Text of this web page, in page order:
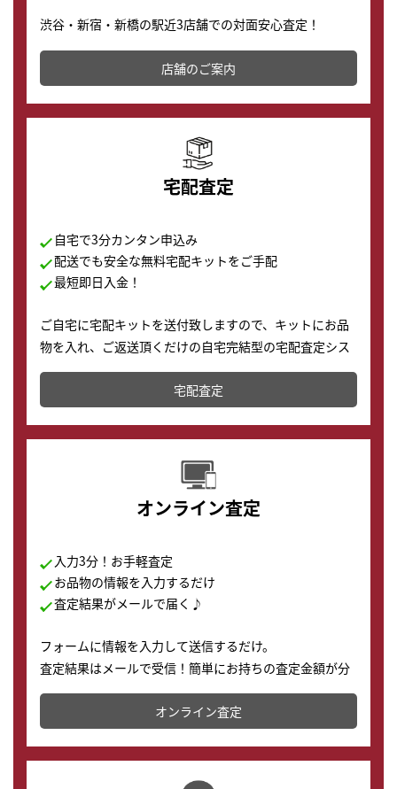
渋谷・新宿・新橋の駅近3店舗での対面安心査定！
その場で現金買取致します。渋谷本店では、時計販売の
店舗を併設しており、下取りに出してお得に新しい時計
の購入もできます♪
店舗のご案内
宅配査定
自宅で3分カンタン申込み
配送でも安全な無料宅配キットをご手配
最短即日入金！
ご自宅に宅配キットを送付致しますので、キットにお品
物を入れ、ご返送頂くだけの自宅完結型の宅配査定シス
テムです。
配送でも簡単&安全に査定・買取に出すことが可能で
す。
宅配査定
オンライン査定
入力3分！お手軽査定
お品物の情報を入力するだけ
査定結果がメールで届く♪
フォームに情報を入力して送信するだけ。
査定結果はメールで受信！簡単にお持ちの査定金額が分
かります。
オンライン査定